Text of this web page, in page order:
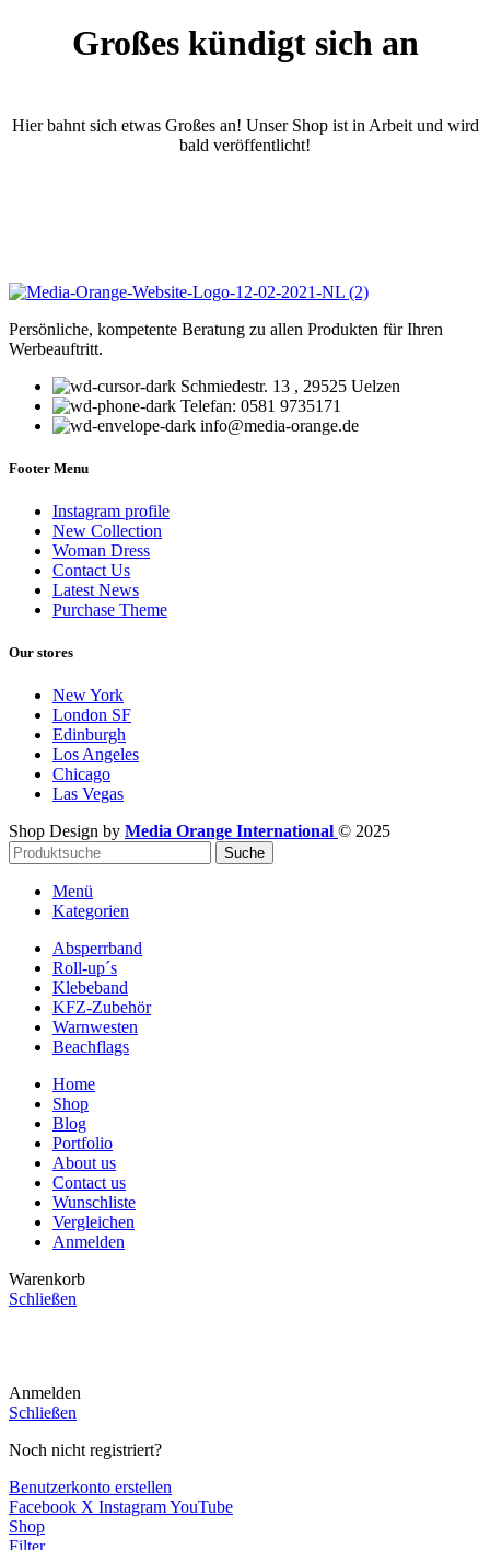
Großes kündigt sich an
Hier bahnt sich etwas Großes an! Unser Shop ist in Arbeit und wird
bald veröffentlicht!
Persönliche, kompetente Beratung zu allen Produkten für Ihren
Werbeauftritt.
Schmiedestr. 13 , 29525 Uelzen
Telefan: 0581 9735171
info@media-orange.de
Footer Menu
Instagram profile
New Collection
Woman Dress
Contact Us
Latest News
Purchase Theme
Our stores
New York
London SF
Edinburgh
Los Angeles
Chicago
Las Vegas
Shop Design by Media Orange International © 2025
Suche
Menü
Kategorien
Absperrband
Roll-up´s
Klebeband
KFZ-Zubehör
Warnwesten
Beachflags
Home
Shop
Blog
Portfolio
About us
Contact us
Wunschliste
Vergleichen
Anmelden
Warenkorb
Schließen
Anmelden
Schließen
Noch nicht registriert?
Benutzerkonto erstellen
Facebook X InstagramYouTube
Shop